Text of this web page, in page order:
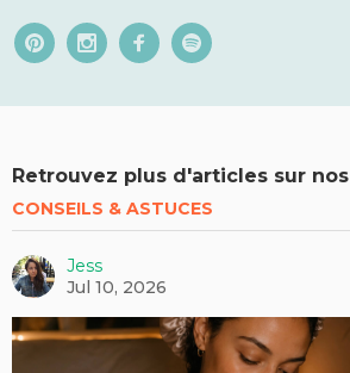
Retrouvez plus d'articles sur nos
CONSEILS & ASTUCES
Jess
Jul 10, 2026